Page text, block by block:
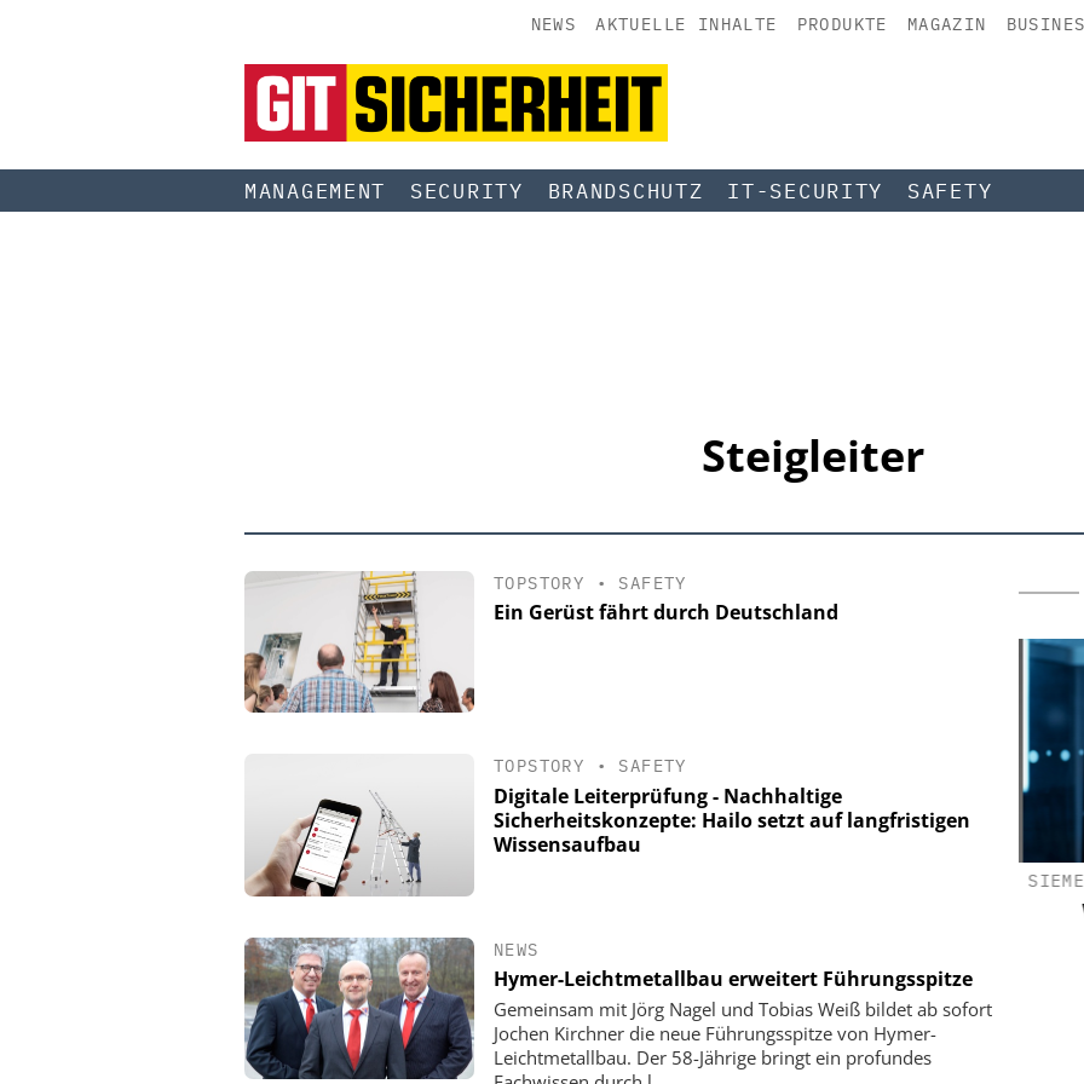
NEWS AKTUELLE INHALTE PRODUKTE MAGAZIN
MANAGEMENT SECURITY BRANDSCHUTZ IT-SECURITY SAFETY
Steigleiter
TOPSTORY • SAFETY
Ein Gerüst fährt durch Deutschland
TOPSTORY • SAFETY
Digitale Leiterprüfung - Nachhaltige
Sicherheitskonzepte: Hailo setzt auf langfristigen
Wissensaufbau
NEWS
Hymer-Leichtmetallbau erweitert Führungsspitze
Gemeinsam mit Jörg Nagel und Tobias Weiß bildet ab sofort
Jochen Kirchner die neue Führungsspitze von Hymer-
Leichtmetallbau. Der 58-Jährige bringt ein profundes
YOKOGAWA DEUTSCHLAND GMBH
ist: Live Webinar am 19. Mai, 11 Uhr
Zutrittslösung